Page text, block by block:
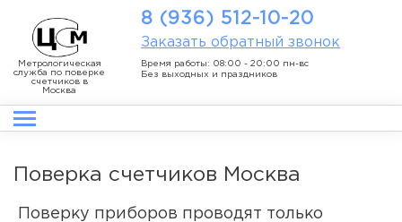
Метрологическая
служба по поверке
счетчиков в
Москва
8 (936) 512-10-20
Заказать обратный звонок
Время работы: 08:00 - 20:00 пн-вс
Без выходных и праздников
Поверка счетчиков Москва
Поверку приборов проводят только